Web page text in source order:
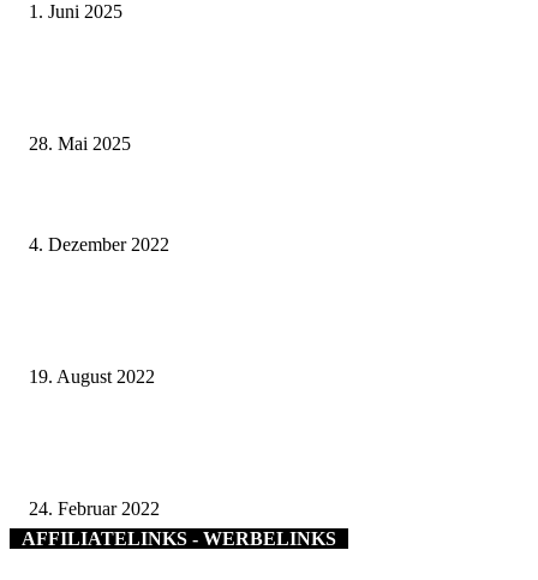
1. Juni 2025
28. Mai 2025
4. Dezember 2022
19. August 2022
24. Februar 2022
AFFILIATELINKS - WERBELINKS